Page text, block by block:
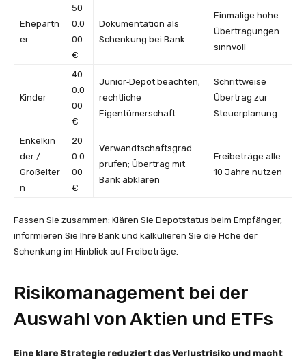
Ehepartn
er
50
0.0
00
€
Dokumentation als
Schenkung bei Bank
Einmalige hohe
Übertragungen
sinnvoll
Kinder
40
0.0
00
€
Junior‑Depot beachten;
rechtliche
Eigentümerschaft
Schrittweise
Übertrag zur
Steuerplanung
Enkelkin
der /
Großelter
n
20
0.0
00
€
Verwandtschaftsgrad
prüfen; Übertrag mit
Bank abklären
Freibeträge alle
10 Jahre nutzen
Fassen Sie zusammen: Klären Sie Depotstatus beim Empfänger,
informieren Sie Ihre Bank und kalkulieren Sie die Höhe der
Schenkung im Hinblick auf Freibeträge.
Risikomanagement bei der
Auswahl von Aktien und ETFs
Eine klare Strategie reduziert das Verlustrisiko und macht